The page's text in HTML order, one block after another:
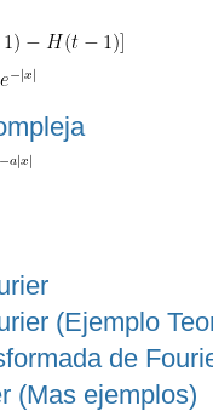
(Ejemplo
de
(Mas ejemplos)